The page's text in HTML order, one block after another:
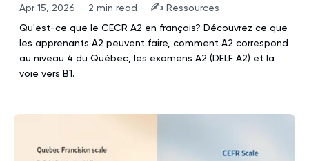
Apr 15, 2026 · 2 min read · ✍️ Ressources
Qu'est-ce que le CECR A2 en français? Découvrez ce que
les apprenants A2 peuvent faire, comment A2 correspond
au niveau 4 du Québec, les examens A2 (DELF A2) et la
voie vers B1.